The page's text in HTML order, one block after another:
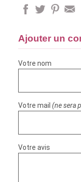
Ajouter un
Votre nom
Votre mail(ne sera
Votre avis